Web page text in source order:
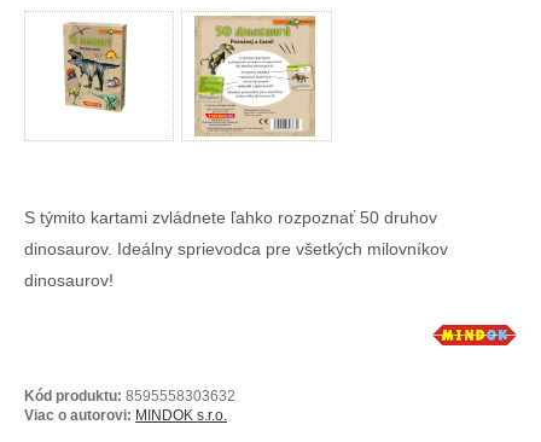
S týmito kartami zvládnete ľahko rozpoznať 50 druhov
dinosaurov. Ideálny sprievodca pre všetkých milovníkov
dinosaurov!
Kód produktu: 8595558303632
Viac o autorovi: MINDOK s.r.o.